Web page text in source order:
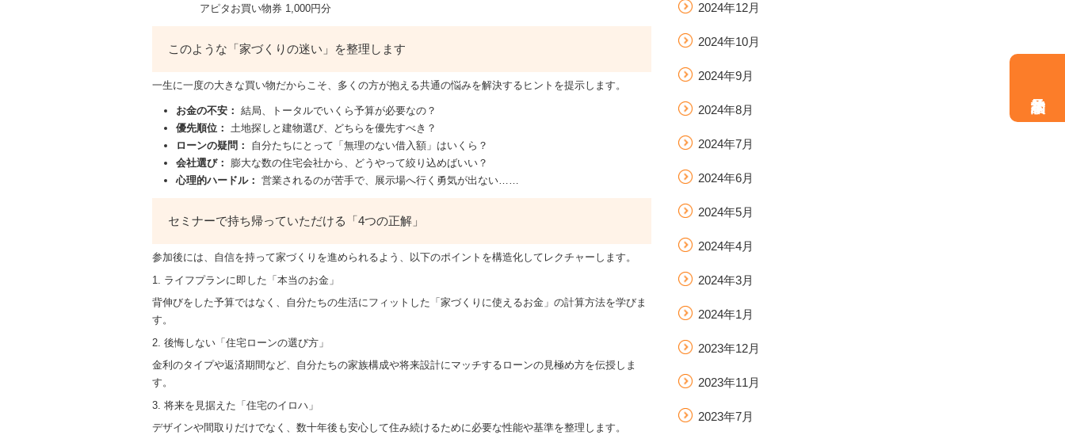
アピタお買い物券 1,000円分
このような「家づくりの迷い」を整理します
一生に一度の大きな買い物だからこそ、多くの方が抱える共通の悩みを解決するヒントを提示します。
お金の不安： 結局、トータルでいくら予算が必要なの？
優先順位： 土地探しと建物選び、どちらを優先すべき？
ローンの疑問：
自分たちにとって「無理のない借入額」はいくら？
会社選び：
膨大な数の住宅会社から、どうやって絞り込めばいい？
心理的ハードル： 営業されるのが苦手で、展示場へ行く勇気が出ない……
セミナーで持ち帰っていただける「4つの正解」
参加後には、自信を持って家づくりを進められるよう、以下のポイントを構造化してレクチャーします。
1. ライフプランに即した「本当のお金」
背伸びをした予算ではなく、自分たちの生活にフィットした「家づくりに使えるお金」の計算方法を学びま
す。
2. 後悔しない「住宅ローンの選び方」
金利のタイプや返済期間など、自分たちの家族構成や将来設計にマッチするローンの見極め方を伝授しま
す。
3. 将来を見据えた「住宅のイロハ」
デザインや間取りだけでなく、数十年後も安心して住み続けるために必要な性能や基準を整理します。
2024年12月
2024年10月
2024年9月
2024年8月
2024年7月
2024年6月
2024年5月
2024年4月
2024年3月
2024年1月
2023年12月
2023年11月
2023年7月